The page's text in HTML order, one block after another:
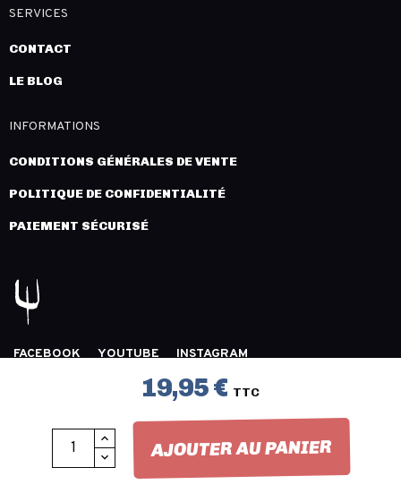
19,95 € TTC
AJOUTER AU PANIER
SERVICES
CONTACT
LE BLOG
INFORMATIONS
CONDITIONS GÉNÉRALES DE VENTE
POLITIQUE DE CONFIDENTIALITÉ
PAIEMENT SÉCURISÉ
FACEBOOK YOUTUBE
INSTAGRAM
COPYRIGHT 2026 © LÉGION DISTRIBUTION -
- CRÉATION :INNLOG